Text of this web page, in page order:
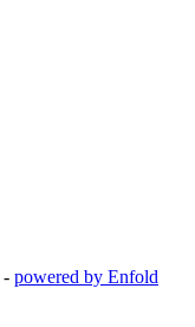
- powered by Enfold